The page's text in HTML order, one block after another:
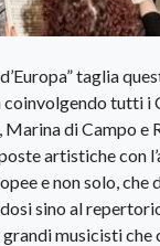
taglia
tutti
di Campo e
artistiche con
e non solo,
sino al
musicisti